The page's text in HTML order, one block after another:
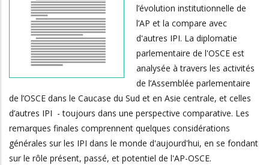
l’évolution institutionnelle de
l’AP et la compare avec
d'autres IPI. La diplomatie
parlementaire de l'OSCE est
analysée à travers les activités
de l’Assemblée parlementaire
de l’OSCE dans le Caucase du Sud et en Asie centrale, et celles
d’autres IPI - toujours dans une perspective comparative. Les
remarques finales comprennent quelques considérations
générales sur les IPI dans le monde d'aujourd'hui, en se fondant
sur le rôle présent, passé, et potentiel de l'AP-OSCE.